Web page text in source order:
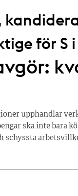
för S
upphandlar
ska inte bara
schyssta